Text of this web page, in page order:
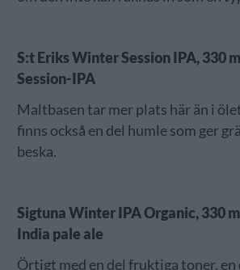
S:t Eriks Winter Session IPA, 330
Session-IPA
Maltbasen tar mer plats här än i
finns också en del humle som ger
beska.
Sigtuna Winter IPA Organic, 330
India pale ale
Örtigt med en del fruktiga toner,